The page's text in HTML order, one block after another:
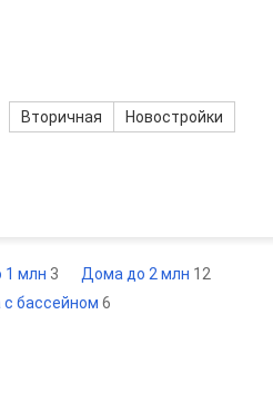
Вторичная Новостройки
1 млн 3 Дома до 2 млн 12
бассейном 6